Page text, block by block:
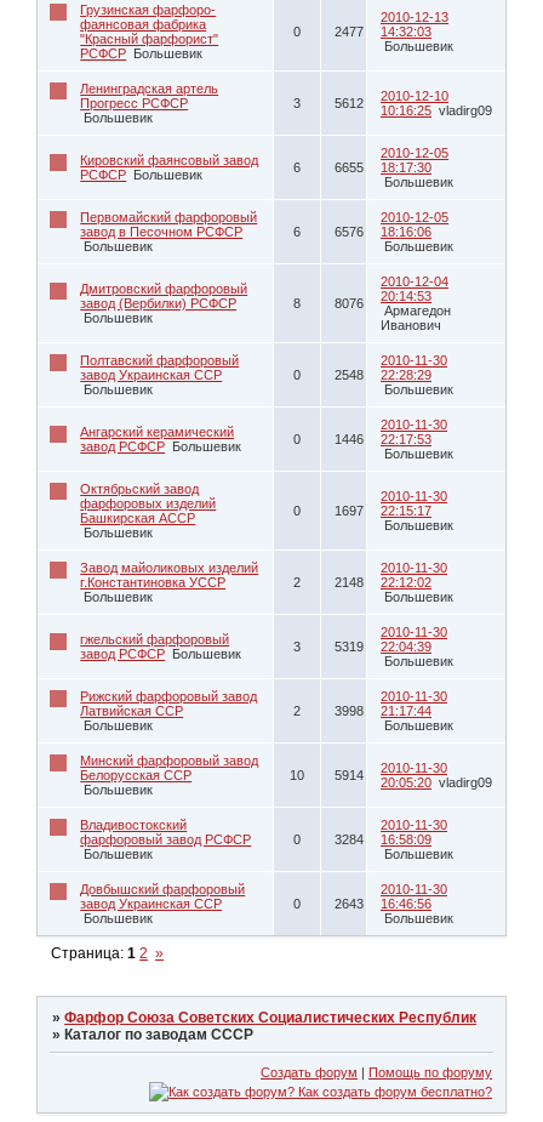
Грузинская фарфоро-
фаянсовая фабрика
"Красный фарфорист"
РСФСР Большевик
0 2477
2010-12-13
14:32:03
Большевик
Ленинградская артель
Прогресс РСФСР
Большевик
3 5612
2010-12-10
10:16:25 vladirg09
Кировский фаянсовый завод
РСФСР Большевик 6 6655
2010-12-05
18:17:30
Большевик
Первомайский фарфоровый
завод в Песочном РСФСР
Большевик
6 6576
2010-12-05
18:16:06
Большевик
Дмитровский фарфоровый
завод (Вербилки) РСФСР
Большевик
8 8076
2010-12-04
20:14:53
Армагедон
Иванович
Полтавский фарфоровый
завод Украинская ССР
Большевик
0 2548
2010-11-30
22:28:29
Большевик
Ангарский керамический
завод РСФСР Большевик 0 1446
2010-11-30
22:17:53
Большевик
Октябрьский завод
фарфоровых изделий
Башкирская АССР
Большевик
0 1697
2010-11-30
22:15:17
Большевик
Завод майоликовых изделий
г.Константиновка УССР
Большевик
2 2148
2010-11-30
22:12:02
Большевик
гжельский фарфоровый
завод РСФСР Большевик 3 5319
2010-11-30
22:04:39
Большевик
Рижский фарфоровый завод
Латвийская ССР
Большевик
2 3998
2010-11-30
21:17:44
Большевик
Минский фарфоровый завод
Белорусская ССР
Большевик
10 5914
2010-11-30
20:05:20 vladirg09
Владивостокский
фарфоровый завод РСФСР
Большевик
0 3284
2010-11-30
16:58:09
Большевик
Довбышский фарфоровый
завод Украинская ССР
Большевик
0 2643
2010-11-30
16:46:56
Большевик
Страница:1 2 »
»Фарфор Союза Советских Социалистических Республик
»Каталог по заводам СССР
Создать форум | Помощь по форуму